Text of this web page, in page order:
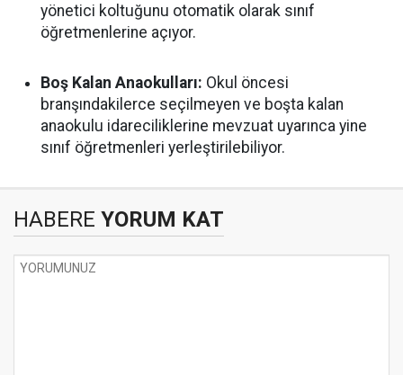
yönetici koltuğunu otomatik olarak sınıf
öğretmenlerine açıyor.
Boş Kalan Anaokulları: Okul öncesi
branşındakilerce seçilmeyen ve boşta kalan
anaokulu idareciliklerine mevzuat uyarınca yine
sınıf öğretmenleri yerleştirilebiliyor.
HABERE YORUM KAT